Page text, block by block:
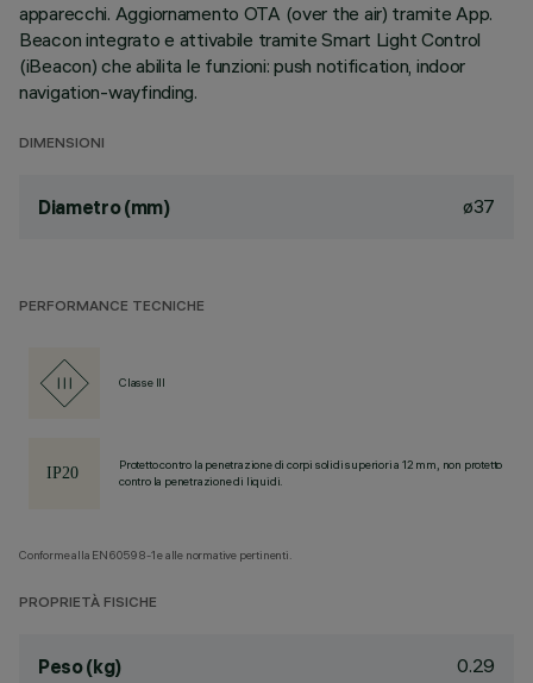
apparecchi. Aggiornamento OTA (over the air) tramite App.
Beacon integrato e attivabile tramite Smart Light Control
(iBeacon) che abilita le funzioni: push notification, indoor
navigation-wayfinding.
DIMENSIONI
Diametro (mm) ø37
PERFORMANCE TECNICHE
Classe III
Protetto contro la penetrazione di corpi solidi superiori a 12 mm, non protetto
contro la penetrazione di liquidi.
Conforme alla EN60598-1 e alle normative pertinenti.
PROPRIETÀ FISICHE
Peso (kg) 0.29